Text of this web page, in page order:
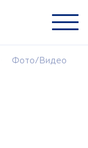
Фото/Видео